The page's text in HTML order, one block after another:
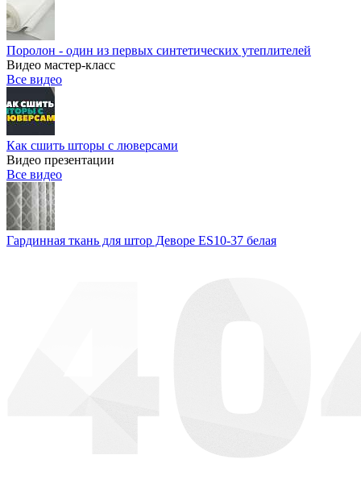
Поролон - один из первых синтетических утеплителей
Видео мастер-класс
Все видео
Как сшить шторы с люверсами
Видео презентации
Все видео
Гардинная ткань для штор Деворе ES10-37 белая